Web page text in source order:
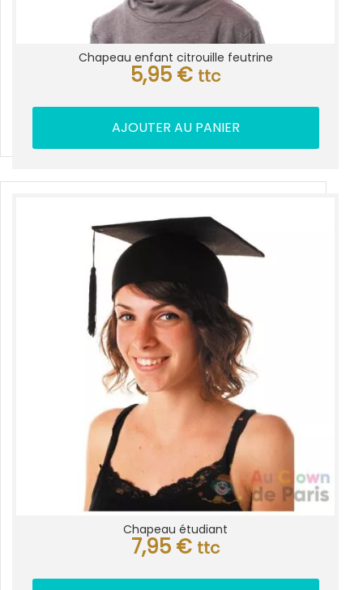
Chapeau enfant citrouille feutrine
5,95 € ttc
AJOUTER AU PANIER
Chapeau étudiant
7,95 € ttc